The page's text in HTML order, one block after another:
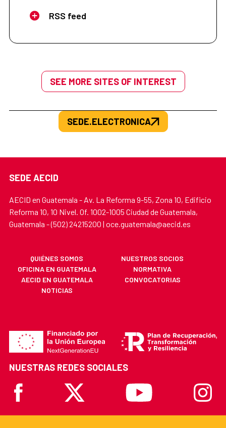
RSS feed
SEE MORE SITES OF INTEREST
SEDE.ELECTRONICA
SEDE AECID
AECID en Guatemala - Av. La Reforma 9-55, Zona 10, Edificio
Reforma 10, 10 Nivel. Of. 1002-1005 Ciudad de Guatemala,
Guatemala - (502) 24215200 | oce.guatemala@aecid.es
QUIÉNES SOMOS
NUESTROS SOCIOS
OFICINA EN GUATEMALA
NORMATIVA
AECID EN GUATEMALA
CONVOCATORIAS
NOTICIAS
NUESTRAS REDES SOCIALES
Facebook
X Youtube